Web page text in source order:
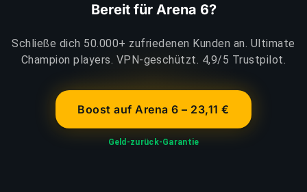
Bereit für Arena 6?
Schließe dich 50.000+ zufriedenen Kunden an. Ultimate
Champion players. VPN-geschützt. 4,9/5 Trustpilot.
Boost auf Arena 6 – 23,11 €
Geld-zurück-Garantie